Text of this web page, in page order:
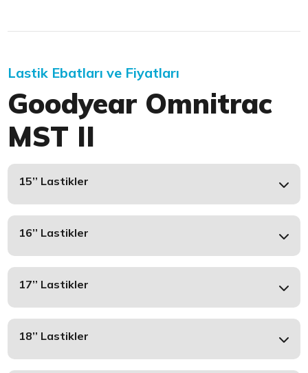
Lastik Ebatları ve Fiyatları
Goodyear Omnitrac
MST II
15’’ Lastikler
16’’ Lastikler
17’’ Lastikler
18’’ Lastikler